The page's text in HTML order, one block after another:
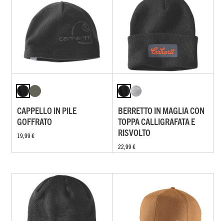
CAPPELLO IN PILE
GOFFRATO
19,99 €
BERRETTO IN MAGLIA CON
TOPPA CALLIGRAFATA E
RISVOLTO
22,99 €